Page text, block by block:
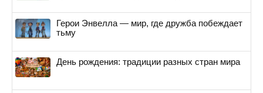
Герои Энвелла — мир, где дружба побеждает
тьму
День рождения: традиции разных стран мира